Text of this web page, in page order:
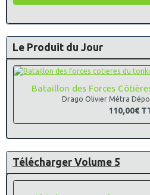
Le Produit du Jour
Bataillon des Forces
Drago Olivier Métra
110,00€
Télécharger Volume 5